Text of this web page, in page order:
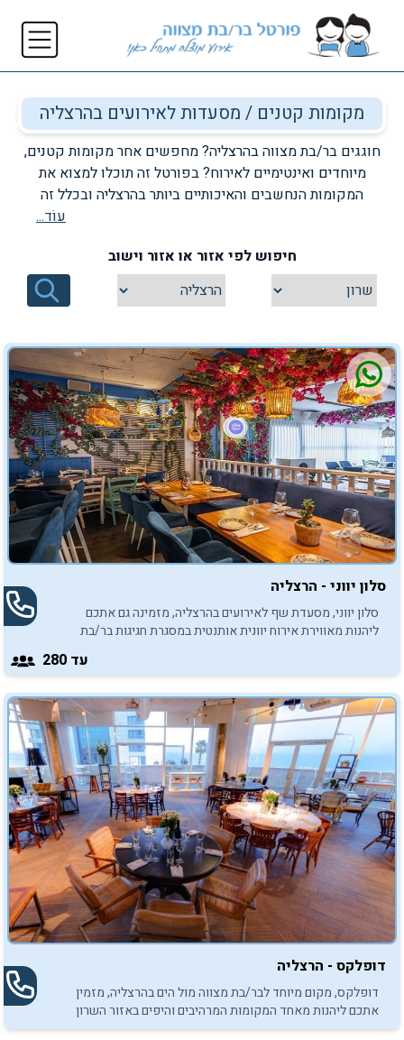
מקומות קטנים / מסעדות לאירועים בהרצליה
חוגגים בר/בת מצווה בהרצליה? מחפשים אחר מקומות קטנים,
מיוחדים ואינטימיים לאירוח? בפורטל זה תוכלו למצוא את
המקומות הנחשבים והאיכותיים ביותר בהרצליה ובכלל זה
מסעדות לאירועים בהם תוכלו להפיק אירועי בר/בת מצווה
עכשיו לכל אחד מהמקומות המופיעים ברשימה וגם אתם
תוכלו להתרשם ממגוון שירותי האירוח וההפקה הממתינים לכם
בכל אחד ואחד מהם. היכנסו, התרשמו וגם אתם תוכלו לבחור
עוֹד...
חיפוש לפי אזור או אזור וישוב
סלון יווני - הרצליה
סלון יווני, מסעדת שף לאירועים בהרצליה, מזמינה גם אתכם
ליהנות מאווירת אירוח יוונית אותנטית במסגרת חגיגות בר/בת
עד 280
דופלקס - הרצליה
דופלקס, מקום מיוחד לבר/בת מצווה מול הים בהרצליה, מזמין
אתכם ליהנות מאחד המקומות המרהיבים והיפים באזור השרון
לאירועי בר/בת מצווה.